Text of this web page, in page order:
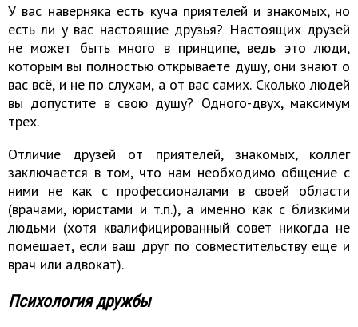
У вас наверняка есть куча приятелей и знакомых, но
есть ли у вас настоящие друзья? Настоящих друзей
не может быть много в принципе, ведь это люди,
которым вы полностью открываете душу, они знают о
вас всё, и не по слухам, а от вас самих. Сколько людей
вы допустите в свою душу? Одного-двух, максимум
трех.
Отличие друзей от приятелей, знакомых, коллег
заключается в том, что нам необходимо общение с
ними не как с профессионалами в своей области
(врачами, юристами и т.п.), а именно как с близкими
людьми (хотя квалифицированный совет никогда не
помешает, если ваш друг по совместительству еще и
врач или адвокат).
Психология дружбы